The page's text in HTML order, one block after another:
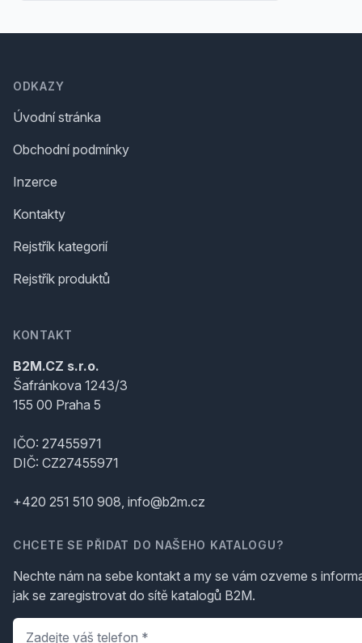
ODKAZY
Úvodní stránka
Obchodní podmínky
Inzerce
Kontakty
Rejstřík kategorií
Rejstřík produktů
KONTAKT
B2M.CZ s.r.o.
Šafránkova 1243/3
155 00 Praha 5
IČO: 27455971
DIČ: CZ27455971
+420 251 510 908, info@b2m.cz
CHCETE SE PŘIDAT DO NAŠEHO KATALOGU?
Nechte nám na sebe kontakt a my se vám ozveme s
jak se zaregistrovat do sítě katalogů B2M.
Telefon